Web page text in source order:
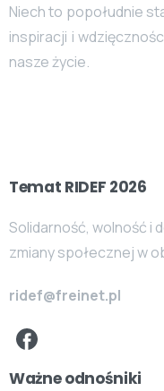
Niech to popołudnie
inspiracji i
nasze życie.
Temat RIDEF 2026
Solidarność, wolność i
zmiany społecznej w
ridef@freinet.pl
Ważne odnośniki